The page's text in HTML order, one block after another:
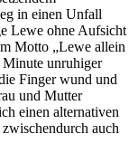
in einen Unfall
Lewe ohne Aufsicht
Motto „Lewe allein
Minute unruhiger
Finger wund und
und Mutter
einen alternativen
auch